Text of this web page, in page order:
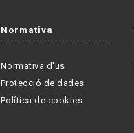
Normativa
Normativa d'us
Protecció de dades
Política de cookies